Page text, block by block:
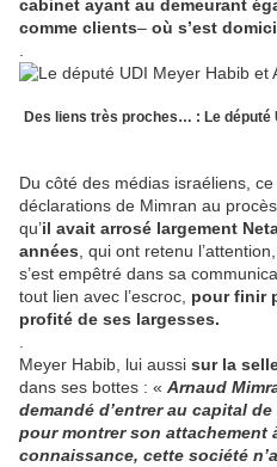
cabinet ayant au demeurant
comme clients– où s’est
Des liens très proches… : Le député
Du côté des médias israéliens,
déclarations de Mimran au
qu’il avait arrosé largement
années, qui ont retenu
s’est empêtré dans sa
tout lien avec l’escroc, pour finir
profité de ses largesses.
.
Meyer Habib, lui aussi sur la
dans ses bottes : « Arnaud
demandé d’entrer au capital
pour montrer son attachement
connaissance, cette société